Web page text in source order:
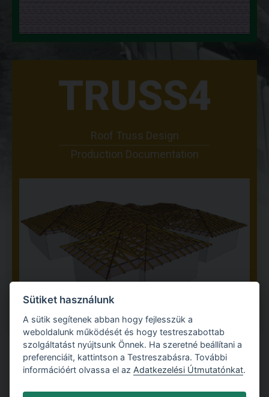
TRUSS4
Roof Truss Design
Production Documentation
Sütiket használunk
A sütik segítenek abban hogy fejlesszük a
weboldalunk működését és hogy testreszabottab
szolgáltatást nyújtsunk Önnek. Ha szeretné beállítani a
preferenciáit, kattintson a Testreszabásra. További
információért olvassa el az Adatkezelési Útmutatónkat.